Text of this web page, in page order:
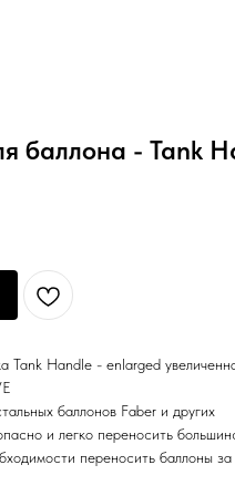
баллона - Tank
Tank Handle - enlarged
баллонов Faber и других
и легко переносить
переносить баллоны за